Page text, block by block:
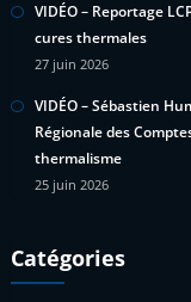
VIDÉO – Reportage
cures thermales
27 juin 2026
VIDÉO – Sébastien
Régionale des
thermalisme
25 juin 2026
Catégories